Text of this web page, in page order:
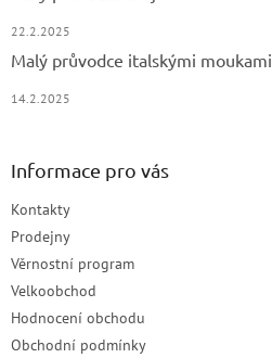
22.2.2025
Malý průvodce italskými moukami
14.2.2025
Informace pro vás
Kontakty
Prodejny
Věrnostní program
Velkoobchod
Hodnocení obchodu
Obchodní podmínky